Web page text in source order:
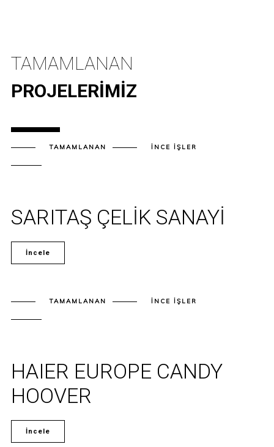
TAMAMLANAN
PROJELERIMIZ
TAMAMLANAN İNCE İŞLER
SARITAŞ ÇELİK SANAYİ
İncele
TAMAMLANAN İNCE İŞLER
HAIER EUROPE CANDY
HOOVER
İncele